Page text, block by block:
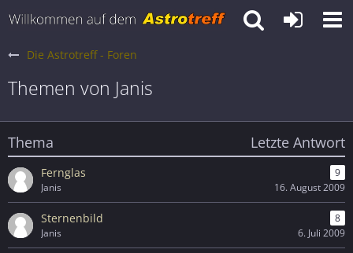
Die Astrotreff - Foren
Themen von Janis
Thema Letzte Antwort
Fernglas
9
Janis
16. August 2009
Sternenbild
8
Janis
6. Juli 2009